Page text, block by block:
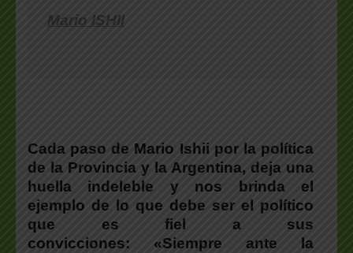
Mario ISHII
Cada paso de Mario Ishii por la política
de la Provincia y la Argentina, deja una
huella indeleble y nos brinda el
ejemplo de lo que debe ser el político
que es fiel a sus
convicciones: «Siempre ante la